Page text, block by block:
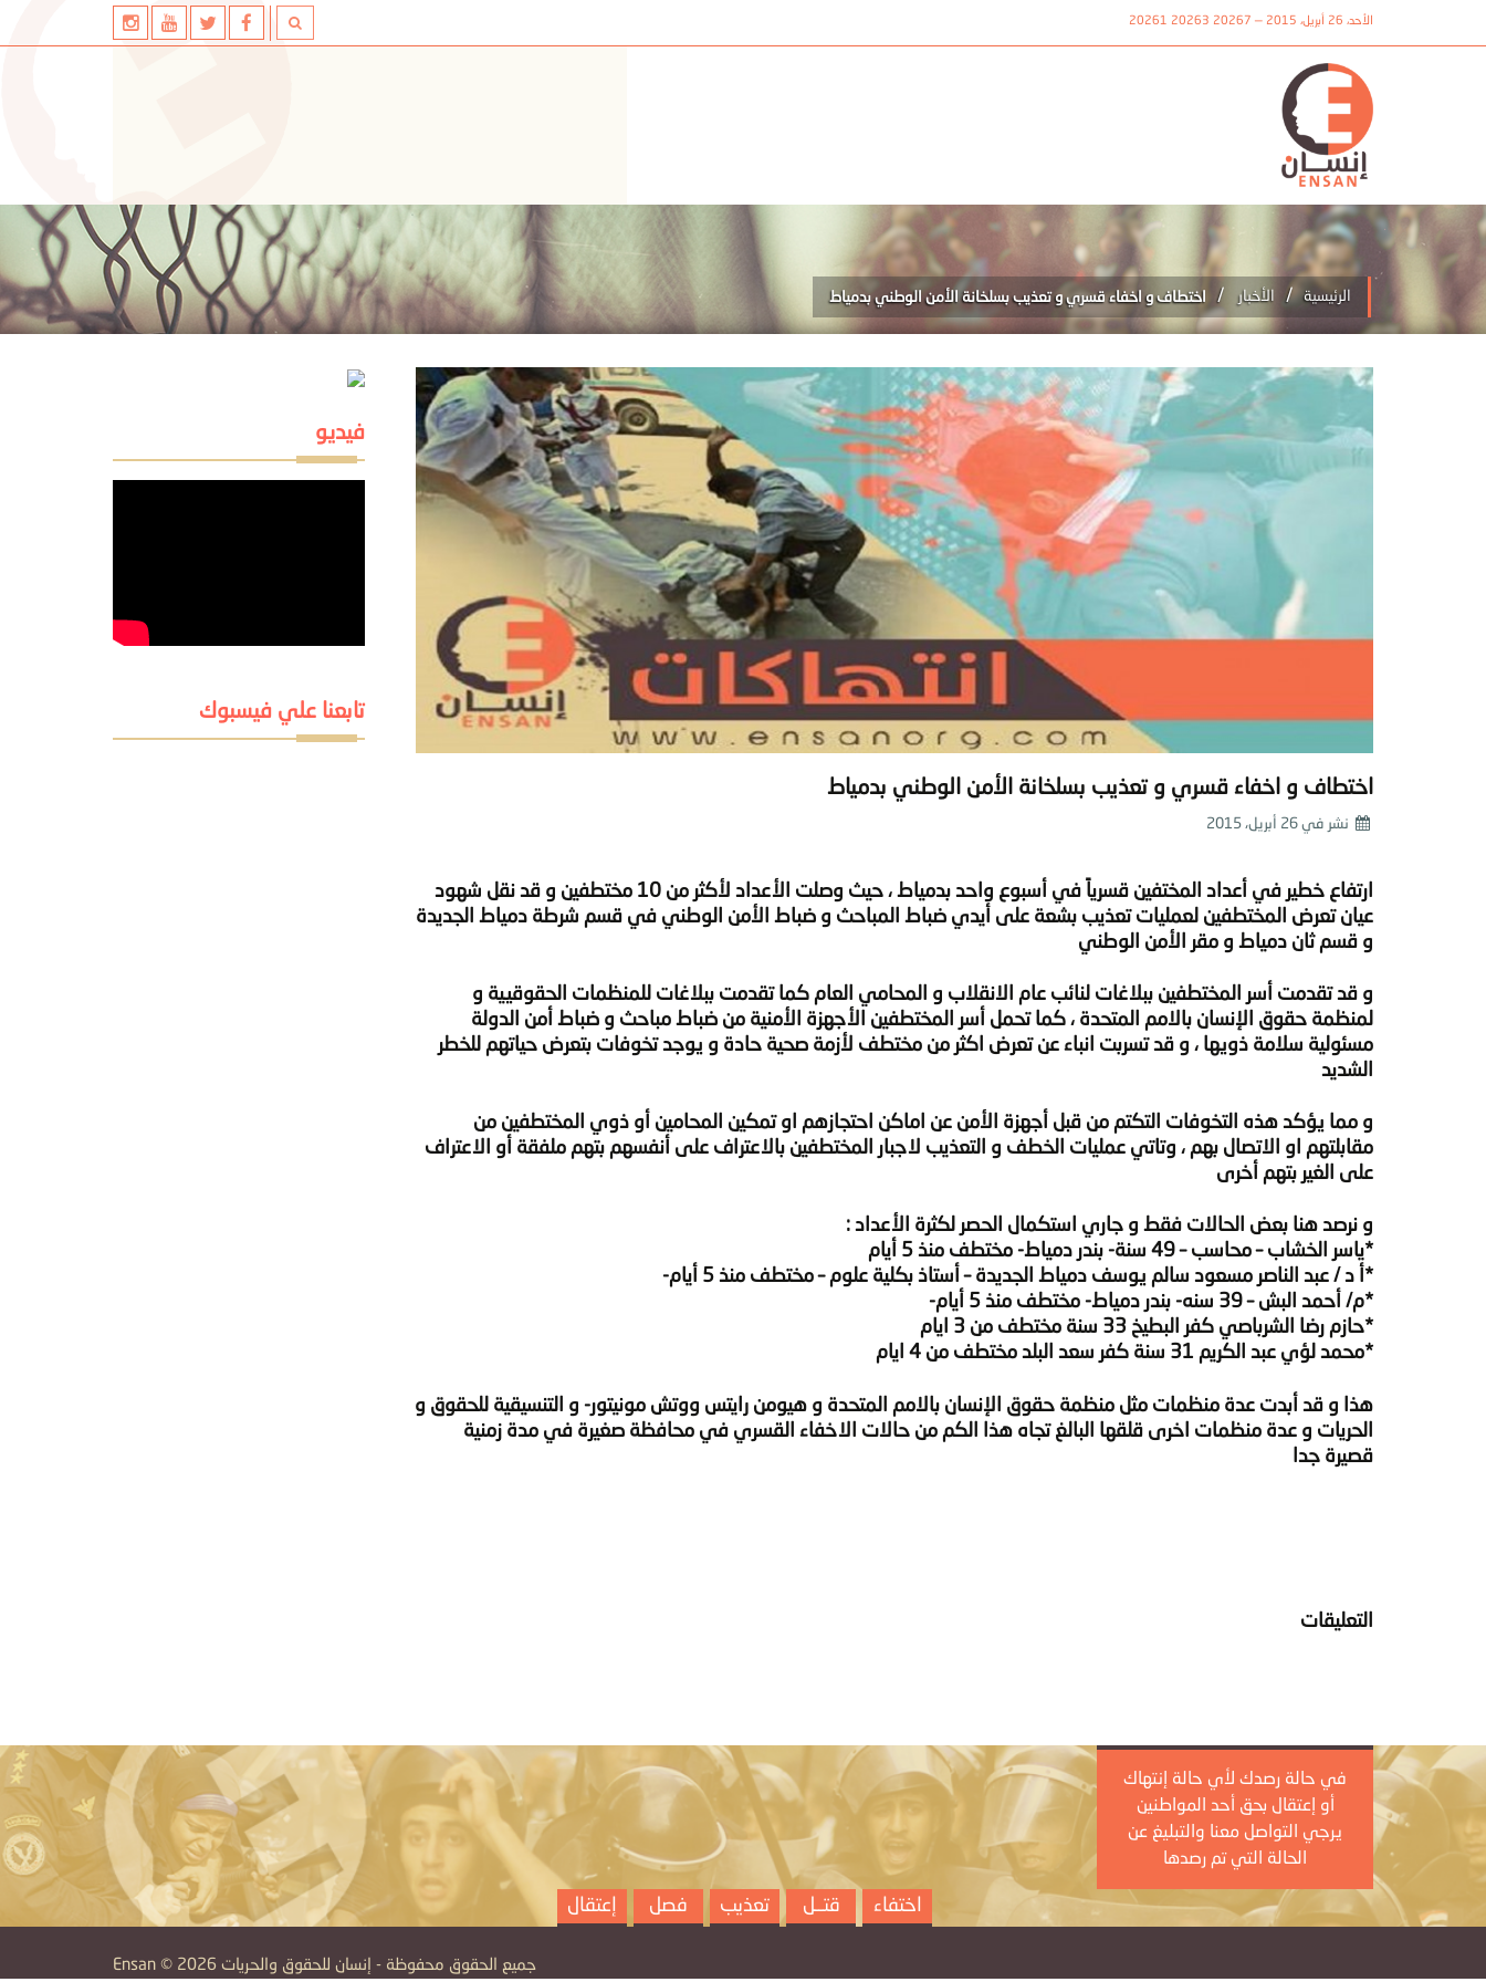
الأحد، 26 أبريل، 2015 — 20267 20263 20261
الرئيسية / الأخبار / اختطاف و اخفاء قسري و تعذيب بسلخانة الأمن الوطني بدمياط
اختطاف و اخفاء قسري و تعذيب بسلخانة الأمن الوطني بدمياط
نشر في 26 أبريل، 2015
ارتفاع خطير في أعداد المختفين قسرياً في أسبوع واحد بدمياط ، حيث وصلت الأعداد لأكثر من 10 مختطفين
و قد نقل شهود
عيان تعرض المختطفين لعمليات تعذيب بشعة على أيدي ضباط المباحث و ضباط الأمن الوطني في قسم شرطة دمياط الجديدة
و قسم ثان دمياط و مقر الأمن الوطني
و قد تقدمت أسر المختطفين ببلاغات لنائب عام الانقلاب و المحامي العام كما تقدمت ببلاغات للمنظمات الحقوقيية و
لمنظمة حقوق الإنسان بالامم المتحدة ، كما تحمل أسر المختطفين الأجهزة الأمنية من ضباط مباحث و ضباط أمن الدولة
مسئولية سلامة ذويها ، و قد تسربت انباء عن تعرض اكثر من مختطف لأزمة صحية حادة و يوجد تخوفات بتعرض حياتهم للخطر
الشديد
و مما يؤكد هذه التخوفات التكتم من قبل أجهزة الأمن عن اماكن احتجازهم او تمكين المحامين أو ذوي المختطفين من
مقابلتهم او الاتصال بهم ، وتاتي عمليات الخطف و التعذيب لاجبار المختطفين بالاعتراف على أنفسهم بتهم ملفقة أو الاعتراف
على الغير بتهم أخرى
و نرصد هنا بعض الحالات فقط و جاري استكمال الحصر لكثرة الأعداد :
*ياسر الخشاب – محاسب – 49 سنة- بندر دمياط- مختطف منذ 5 أيام
*أ د / عبد الناصر مسعود سالم يوسف دمياط الجديدة – أستاذ بكلية علوم – مختطف منذ 5 أيام-
*م/ أحمد البش – 39 سنه- بندر دمياط- مختطف منذ 5 أيام-
*حازم رضا الشرباصي كفر البطيخ 33 سنة مختطف من 3 ايام
*محمد لؤي عبد الكريم 31 سنة كفر سعد البلد مختطف من 4 ايام
هذا و قد أبدت عدة منظمات مثل منظمة حقوق الإنسان بالامم المتحدة و هيومن رايتس ووتش مونيتور- و التنسيقية للحقوق و
الحريات و عدة منظمات اخرى قلقها البالغ تجاه هذا الكم من حالات الاخفاء القسري في محافظة صغيرة في مدة زمنية
قصيرة جدا
التعليقات
فيديو
تابعنا علي فيسبوك
في حالة رصدك لأي حالة إنتهاك
أو إعتقال بحق أحد المواطنين
يرجي التواصل معنا والتبليغ عن
الحالة التي تم رصدها
اختفاء قتــل تعذيب فصل إعتقال
جميع الحقوق محفوظة - إنسان للحقوق والحريات Ensan © 2026